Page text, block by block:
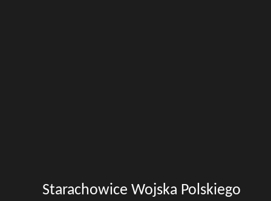
Starachowice Wojska Polskiego